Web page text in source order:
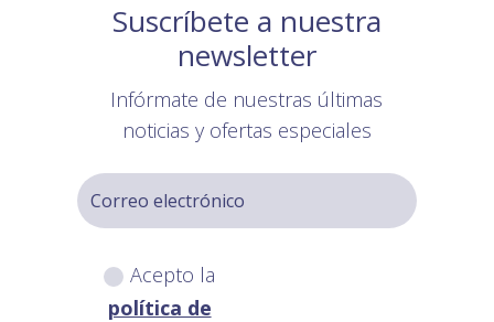
Suscríbete a nuestra
newsletter
Infórmate de nuestras últimas
noticias y ofertas especiales
Acepto la
política de